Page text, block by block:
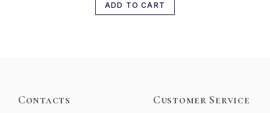
ADD TO CART
Contacts Customer Service